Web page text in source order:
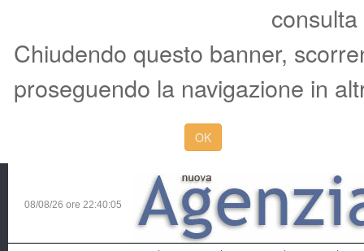
Chiudendo questo banner,
proseguendo la navigazione in
OK
08/08/26 ore 22:40:06